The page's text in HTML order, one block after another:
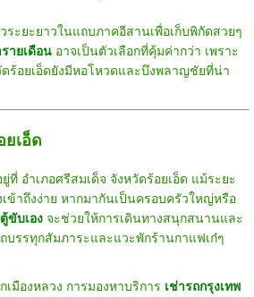
ะยะยาวในแถบภาคอีสานเพื่อเก็บพิกัดสวยๆ
ายเดือนอาจเป็นตัวเลือกที่คุ้มค่ากว่า เพราะ
ร้อยเอ็ดยังมีหอโหวดและบึงพลาญชัยที่น่า
ยเอ็ด
ที่ อำเภอศรีสมเด็จ จังหวัดร้อยเอ็ด แม้ระยะ
ข้าถึงง่าย หากมากันเป็นครอบครัวใหญ่หรือ
ขับเองจะช่วยให้การเดินทางสนุกสนานและ
รรทุกสัมภาระและแวะพักร้านกาแฟเก๋ๆ
มืองหลวง การมองหาบริการ เช่ารถกรุงเทพ